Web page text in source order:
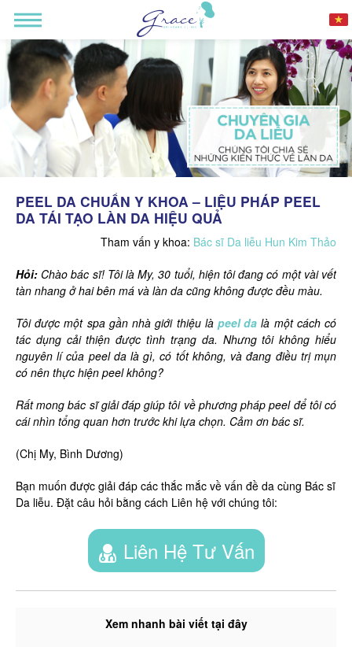
PEEL DA CHUẨN Y KHOA – LIỆU PHÁP PEEL
DA TÁI TẠO LÀN DA HIỆU QUẢ
Tham vấn y khoa: Bác sĩ Da liễu Hun Kim Thảo
Hỏi: Chào bác sĩ! Tôi là My, 30 tuổi, hiện tôi đang có một vài vết
tàn nhang ở hai bên má và làn da cũng không được đều màu.
Tôi được một spa gần nhà giới thiệu làpeel da là một cách có
tác dụng cải thiện được tình trạng da. Nhưng tôi không hiểu
nguyên lí của peel da là gì, có tốt không, và đang điều trị mụn
có nên thực hiện peel không?
Rất mong bác sĩ giải đáp giúp tôi về phương pháp peel để tôi có
cái nhìn tổng quan hơn trước khi lựa chọn. Cảm ơn bác sĩ.
(Chị My, Bình Dương)
Bạn muốn được giải đáp các thắc mắc về vấn đề da cùng Bác sĩ
Da liễu. Đặt câu hỏi bằng cách Liên hệ với chúng tôi:
Liên Hệ Tư Vấn
Xem nhanh bài viết tại đây